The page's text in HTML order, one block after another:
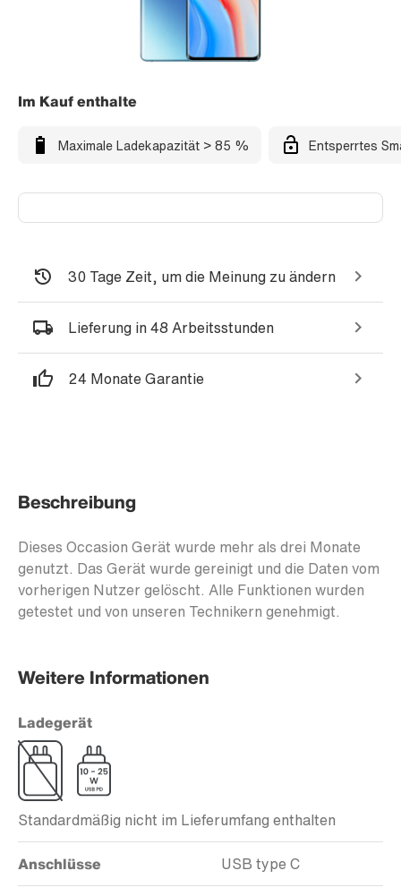
Im Kauf enthalte
Maximale Ladekapazität > 85 % Entsperrtes
30 Tage Zeit, um die Meinung zu ändern
Lieferung in 48 Arbeitsstunden
24 Monate Garantie
Beschreibung
Dieses Occasion Gerät wurde mehr als drei Monate
genutzt. Das Gerät wurde gereinigt und die Daten vom
vorherigen Nutzer gelöscht. Alle Funktionen wurden
getestet und von unseren Technikern genehmigt.
Weitere Informationen
Ladegerät
Standardmäßig nicht im Lieferumfang enthalten
Anschlüsse USB type C